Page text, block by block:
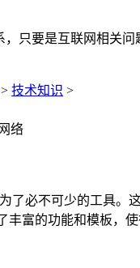
只要是互联网相关
> 技术知识 >
络
了必不可少的工具。
丰富的功能和模板